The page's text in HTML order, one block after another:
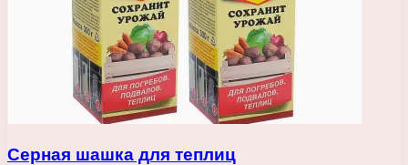
Серная шашка для теплиц